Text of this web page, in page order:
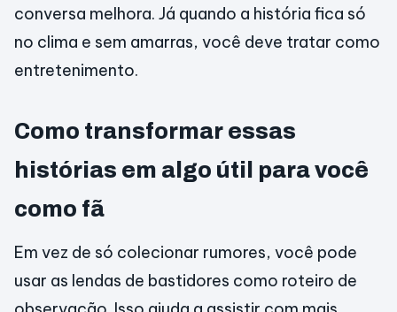
conversa melhora. Já quando a história fica só
no clima e sem amarras, você deve tratar como
entretenimento.
Como transformar essas
histórias em algo útil para você
como fã
Em vez de só colecionar rumores, você pode
usar as lendas de bastidores como roteiro de